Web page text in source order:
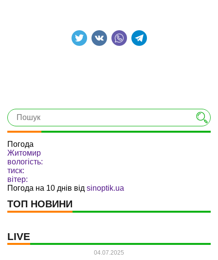
Погода
Житомир
вологість:
тиск:
вітер:
Погода на 10 днів від sinoptik.ua
ТОП НОВИНИ
LIVE
04.07.2025